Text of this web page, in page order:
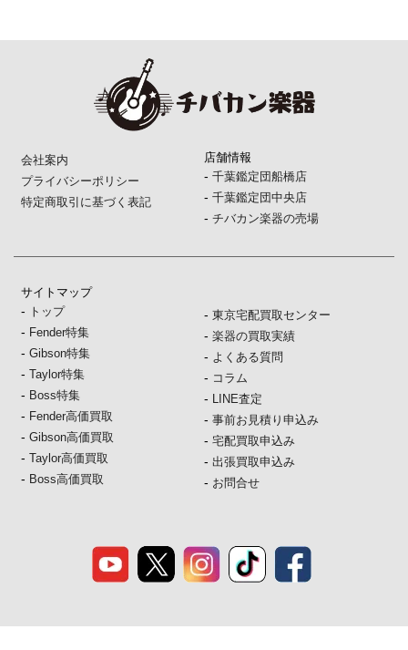
会社案内
プライバシーポリシー
特定商取引に基づく表記
店舗情報
- 千葉鑑定団船橋店
- 千葉鑑定団中央店
- チバカン楽器の売場
サイトマップ
- トップ
- Fender特集
-Gibson特集
-Taylor特集
- Boss特集
- Fender高価買取
-Gibson高価買取
-Taylor高価買取
- Boss高価買取
- 東京宅配買取センター
- 楽器の買取実績
- よくある質問
- コラム
- LINE査定
- 事前お見積り申込み
- 宅配買取申込み
- 出張買取申込み
- お問合せ